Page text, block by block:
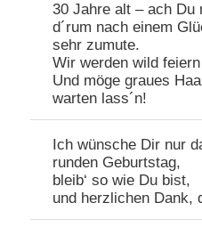
30 Jahre alt – ach Du
d´rum nach einem
sehr zumute.
Wir werden wild
Und möge graues
warten lass´n!
Ich wünsche Dir nur
runden Geburtstag,
bleib‘ so wie Du bist,
und herzlichen Dank,